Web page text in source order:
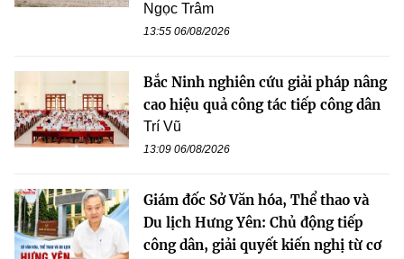
Ngọc Trâm
13:55 06/08/2026
Bắc Ninh nghiên cứu giải pháp nâng
cao hiệu quả công tác tiếp công dân
Trí Vũ
13:09 06/08/2026
Giám đốc Sở Văn hóa, Thể thao và
Du lịch Hưng Yên: Chủ động tiếp
công dân, giải quyết kiến nghị từ cơ